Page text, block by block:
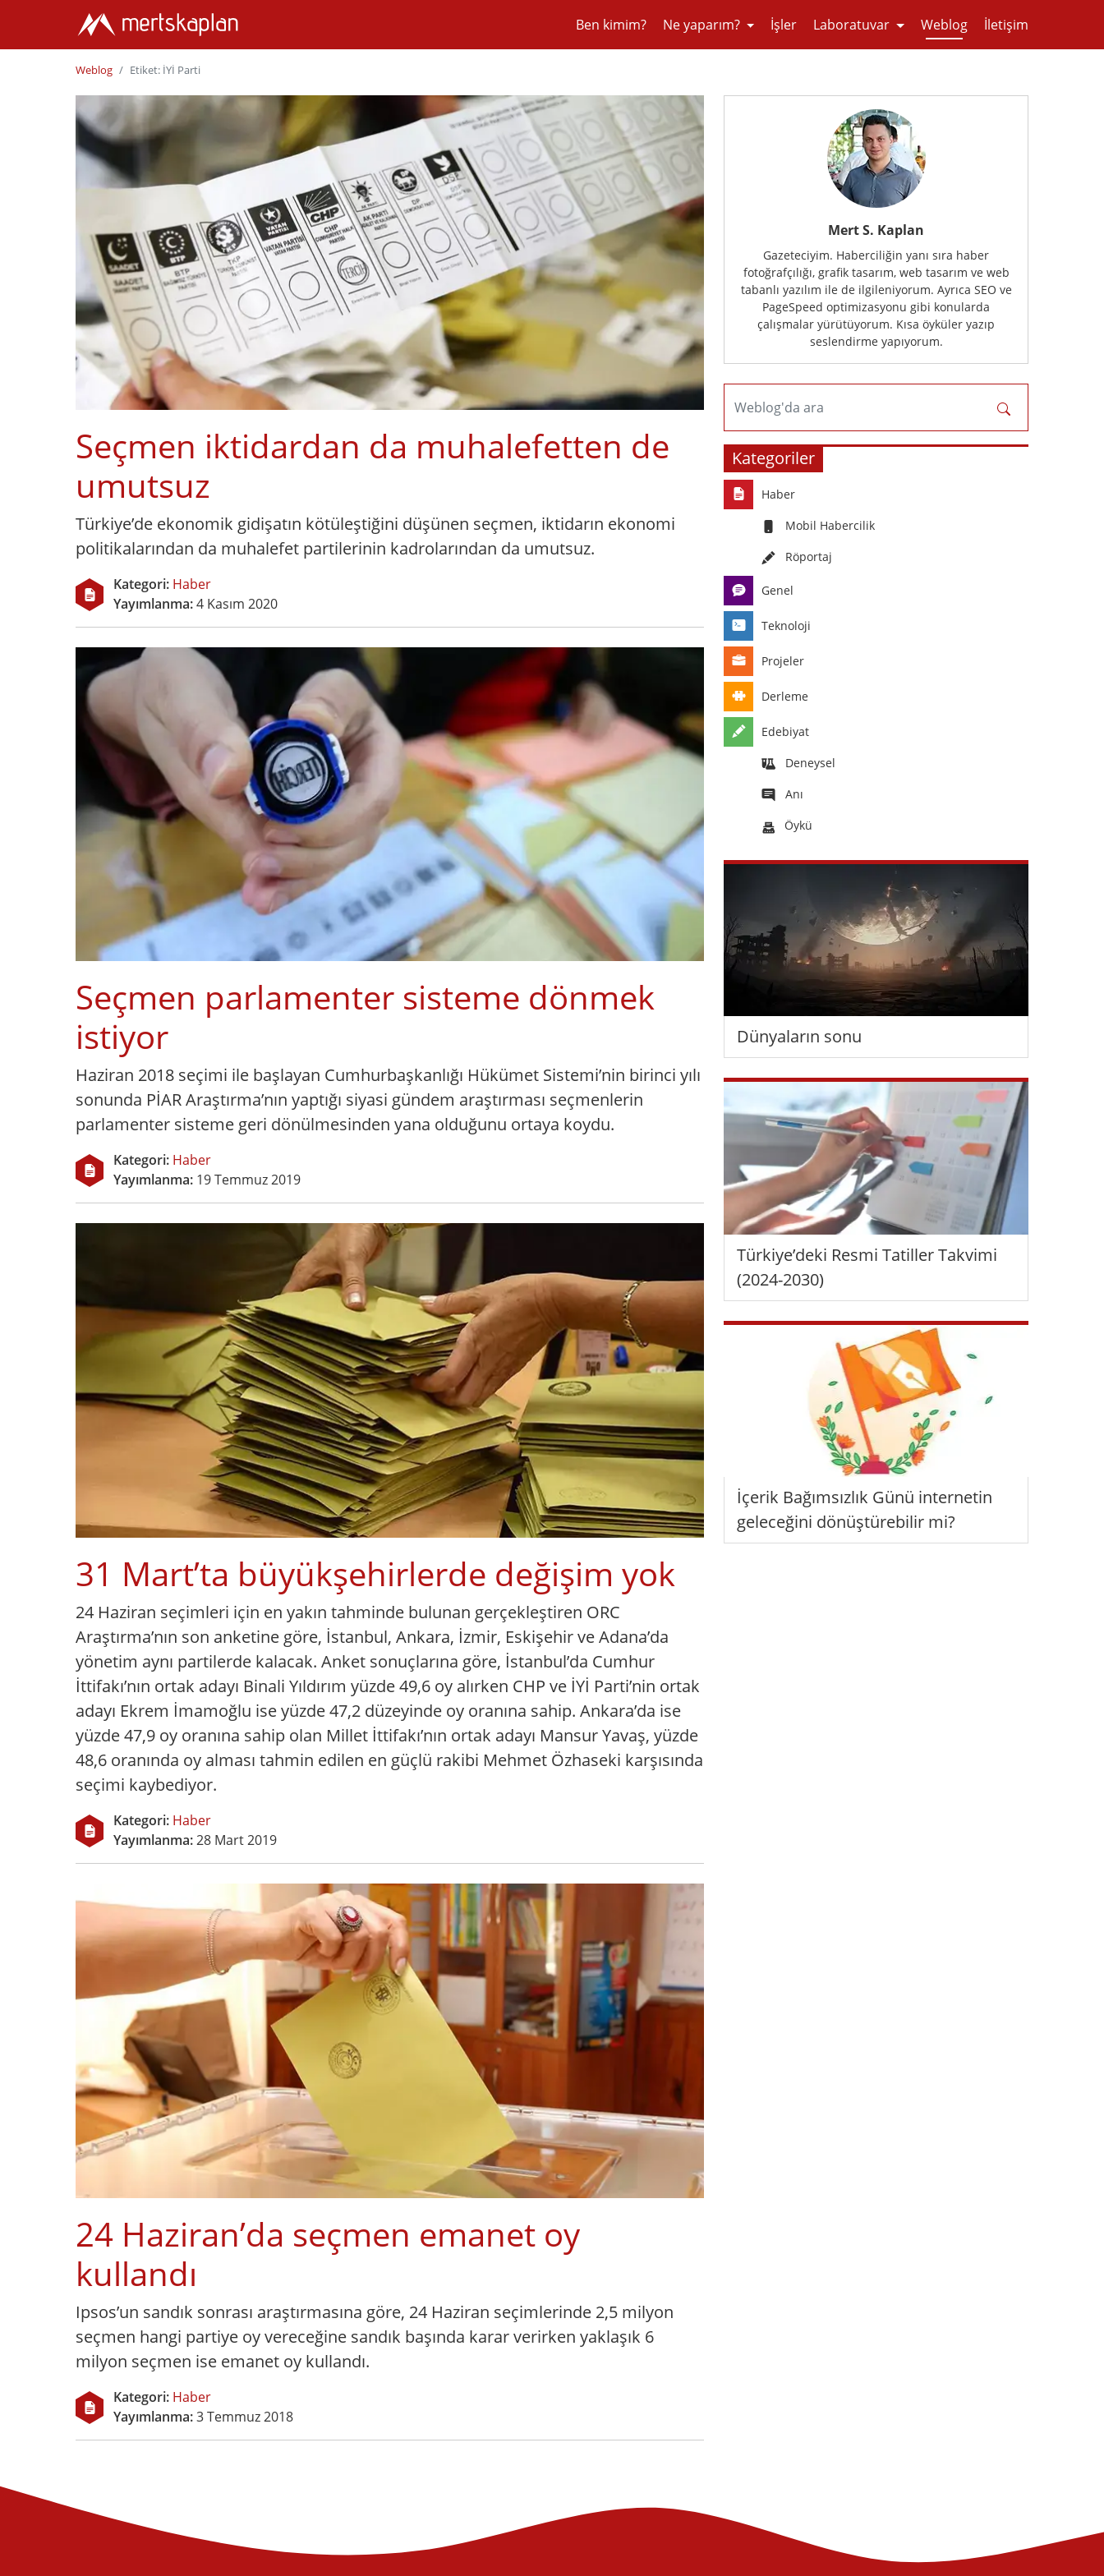
Ben kimim? Ne yaparım? İşler Laboratuvar Weblog İletişim
Weblog Etiket: İYİ Parti
Seçmen iktidardan da muhalefetten de
umutsuz
Türkiye’de ekonomik gidişatın kötüleştiğini düşünen seçmen, iktidarın ekonomi
politikalarından da muhalefet partilerinin kadrolarından da umutsuz.
Kategori: Haber
Yayımlanma:4 Kasım 2020
Seçmen parlamenter sisteme dönmek
istiyor
Haziran 2018 seçimi ile başlayan Cumhurbaşkanlığı Hükümet Sistemi’nin birinci yılı
sonunda PİAR Araştırma’nın yaptığı siyasi gündem araştırması seçmenlerin
parlamenter sisteme geri dönülmesinden yana olduğunu ortaya koydu.
Kategori: Haber
Yayımlanma: 19 Temmuz 2019
31 Mart’ta büyükşehirlerde değişim yok
24 Haziran seçimleri için en yakın tahminde bulunan gerçekleştiren ORC
Araştırma’nın son anketine göre, İstanbul, Ankara, İzmir, Eskişehir ve Adana’da
yönetim aynı partilerde kalacak. Anket sonuçlarına göre, İstanbul’da Cumhur
İttifakı’nın ortak adayı Binali Yıldırım yüzde 49,6 oy alırken CHP ve İYİ Parti’nin ortak
adayı Ekrem İmamoğlu ise yüzde 47,2 düzeyinde oy oranına sahip. Ankara’da ise
yüzde 47,9 oy oranına sahip olan Millet İttifakı’nın ortak adayı Mansur Yavaş, yüzde
48,6 oranında oy alması tahmin edilen en güçlü rakibi Mehmet Özhaseki karşısında
seçimi kaybediyor.
Kategori: Haber
Yayımlanma:28 Mart 2019
24 Haziran’da seçmen emanet oy
kullandı
Ipsos’un sandık sonrası araştırmasına göre, 24 Haziran seçimlerinde 2,5 milyon
seçmen hangi partiye oy vereceğine sandık başında karar verirken yaklaşık 6
milyon seçmen ise emanet oy kullandı.
Kategori: Haber
Yayımlanma:3 Temmuz 2018
Mert S. Kaplan
Gazeteciyim. Haberciliğin yanı sıra haber
fotoğrafçılığı, grafik tasarım, web tasarım ve web
tabanlı yazılım ile de ilgileniyorum. Ayrıca SEO ve
PageSpeed optimizasyonu gibi konularda
çalışmalar yürütüyorum. Kısa öyküler yazıp
seslendirme yapıyorum.
Weblog'da ara
Kategoriler
Haber
Mobil Habercilik
Röportaj
Genel
Teknoloji
Projeler
Derleme
Edebiyat
Deneysel
Anı
Öykü
Dünyaların sonu
Türkiye’deki Resmi Tatiller Takvimi
(2024-2030)
İçerik Bağımsızlık Günü internetin
geleceğini dönüştürebilir mi?